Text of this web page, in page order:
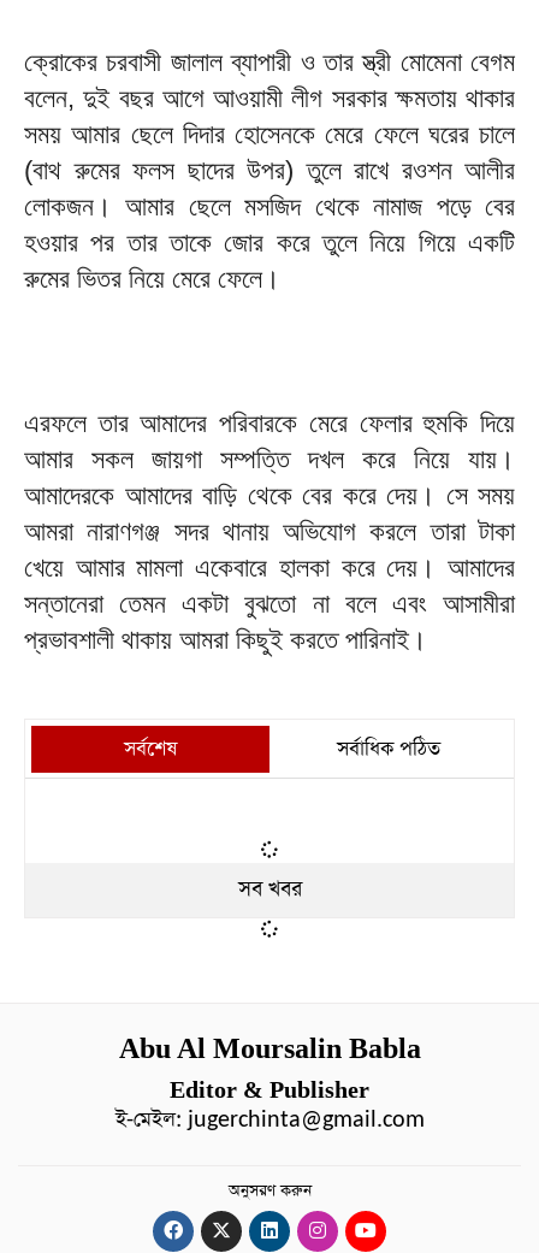
ক্রোকের চরবাসী জালাল ব্যাপারী ও তার স্ত্রী মোমেনা বেগম
বলেন, দুই বছর আগে আওয়ামী লীগ সরকার ক্ষমতায় থাকার
সময় আমার ছেলে দিদার হোসেনকে মেরে ফেলে ঘরের চালে
(বাথ রুমের ফলস ছাদের উপর) তুলে রাখে রওশন আলীর
লোকজন। আমার ছেলে মসজিদ থেকে নামাজ পড়ে বের
হওয়ার পর তার তাকে জোর করে তুলে নিয়ে গিয়ে একটি
রুমের ভিতর নিয়ে মেরে ফেলে।
এরফলে তার আমাদের পরিবারকে মেরে ফেলার হুমকি দিয়ে
আমার সকল জায়গা সম্পত্তি দখল করে নিয়ে যায়।
আমাদেরকে আমাদের বাড়ি থেকে বের করে দেয়। সে সময়
আমরা নারাণগঞ্জ সদর থানায় অভিযোগ করলে তারা টাকা
খেয়ে আমার মামলা একেবারে হালকা করে দেয়। আমাদের
সন্তানেরা তেমন একটা বুঝতো না বলে এবং আসামীরা
প্রভাবশালী থাকায় আমরা কিছুই করতে পারিনাই।
সর্বশেষ সর্বাধিক পঠিত
সব খবর
Abu Al Moursalin Babla
Editor & Publisher
ই-মেইল: jugerchinta@gmail.com
অনুসরণ করুন